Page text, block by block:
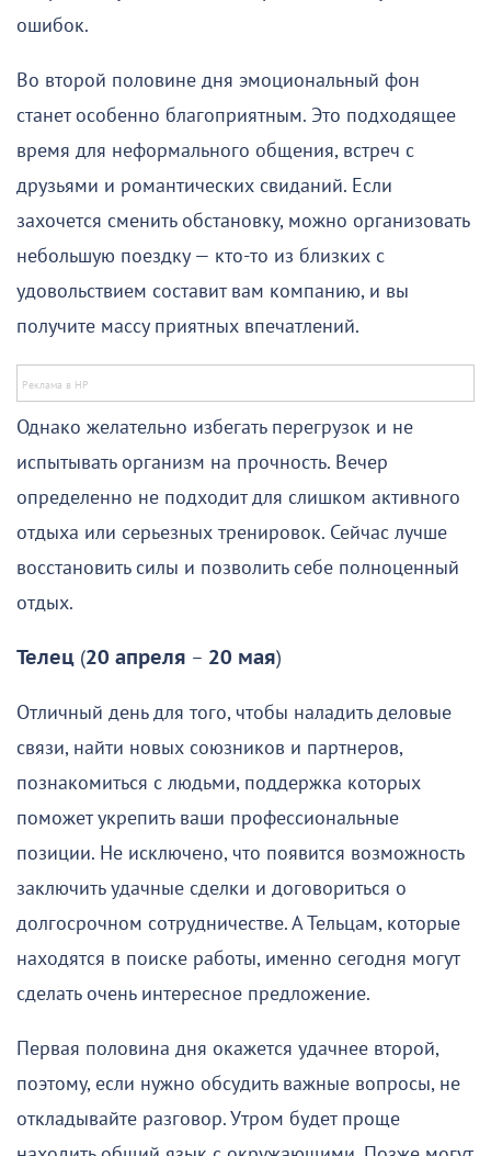
ошибок.
Во второй половине дня эмоциональный фон
станет особенно благоприятным. Это подходящее
время для неформального общения, встреч с
друзьями и романтических свиданий. Если
захочется сменить обстановку, можно организовать
небольшую поездку — кто-то из близких с
удовольствием составит вам компанию, и вы
получите массу приятных впечатлений.
Однако желательно избегать перегрузок и не
испытывать организм на прочность. Вечер
определенно не подходит для слишком активного
отдыха или серьезных тренировок. Сейчас лучше
восстановить силы и позволить себе полноценный
отдых.
Телец (20 апреля – 20 мая)
Отличный день для того, чтобы наладить деловые
связи, найти новых союзников и партнеров,
познакомиться с людьми, поддержка которых
поможет укрепить ваши профессиональные
позиции. Не исключено, что появится возможность
заключить удачные сделки и договориться о
долгосрочном сотрудничестве. А Тельцам, которые
находятся в поиске работы, именно сегодня могут
сделать очень интересное предложение.
Первая половина дня окажется удачнее второй,
поэтому, если нужно обсудить важные вопросы, не
откладывайте разговор. Утром будет проще